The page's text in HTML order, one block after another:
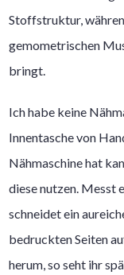
Stoffstruktur,
gemometrischen
bringt.
Ich habe keine
Innentasche von
Nähmaschine hat
diese nutzen. Messt
schneidet ein
bedruckten Seiten
herum, so seht ihr